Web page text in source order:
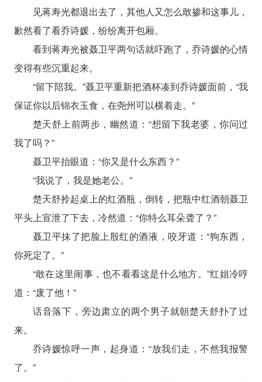
见蒋寿光都退出去了，其他人又怎么敢掺和这事儿，
歉然看了看乔诗媛，纷纷离开包厢。
看到蒋寿光被聂卫平两句话就吓跑了，乔诗媛的心情
变得有些沉重起来。
“留下陪我。”聂卫平重新把酒杯凑到乔诗媛面前，“我
保证你以后锦衣玉食，在尧州可以横着走。”
楚天舒上前两步，幽然道：“想留下我老婆，你问过
我了吗？”
聂卫平抬眼道：“你又是什么东西？”
“我说了，我是她老公。”
楚天舒拎起桌上的红酒瓶，倒转，把瓶中红酒朝聂卫
平头上宣泄了下去，冷然道：“你特么耳朵聋了？”
聂卫平抹了把脸上殷红的酒液，咬牙道：“狗东西，
你死定了。”
“敢在这里闹事，也不看看这是什么地方。”红姐冷哼
道：“废了他！”
话音落下，旁边肃立的两个男子就朝楚天舒扑了过
来。
乔诗媛惊呼一声，起身道：“放我们走，不然我报警
了。”